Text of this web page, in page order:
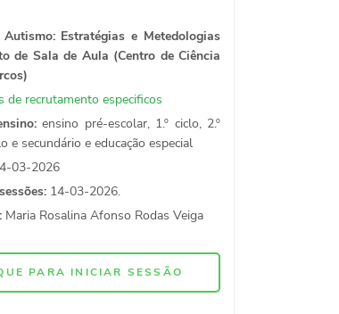
Estratégias e Metedologias
de Sala de Aula (Centro de Ciência
de recrutamento especificos
ensino pré-escolar, 1.º ciclo, 2.º
e secundário e educação especial
03-2026
14-03-2026.
Maria Rosalina Afonso Rodas Veiga
PARA INICIAR SESSÃO